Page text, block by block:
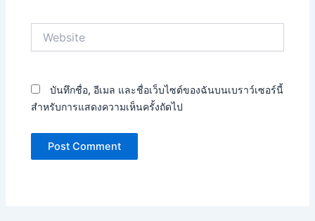
บันทึกชื่อ, อีเมล และชื่อเว็บไซต์ของฉันบนเบราว์เซอร์นี้
สำหรับการแสดงความเห็นครั้งถัดไป